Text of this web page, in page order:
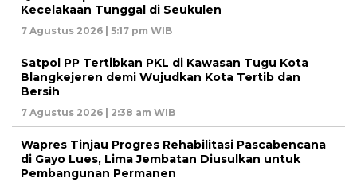
Kecelakaan Tunggal di Seukulen
7 Agustus 2026 | 5:17 pm WIB
Satpol PP Tertibkan PKL di Kawasan Tugu Kota
Blangkejeren demi Wujudkan Kota Tertib dan
Bersih
7 Agustus 2026 | 2:38 am WIB
Wapres Tinjau Progres Rehabilitasi Pascabencana
di Gayo Lues, Lima Jembatan Diusulkan untuk
Pembangunan Permanen